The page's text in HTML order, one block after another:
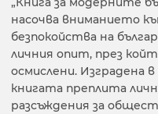
насочва вниманието
безпокойства на
личния опит, през
осмислени. Изградена
книгата преплита
разсъждения за